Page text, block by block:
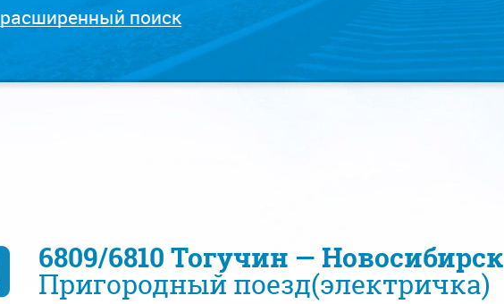
расширенный поиск
6809/6810 Тогучин — Новосибирск
Пригородный поезд(электричка)